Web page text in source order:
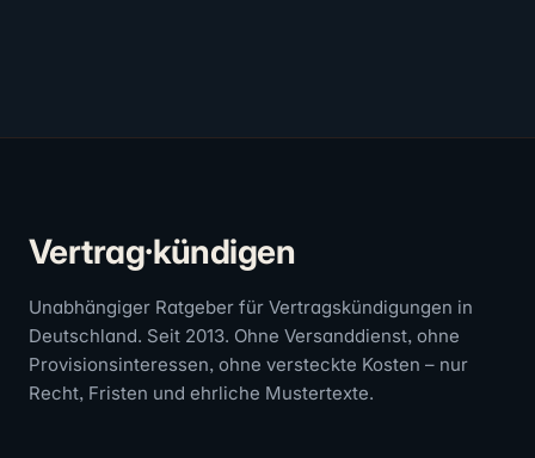
Vertrag·kündigen
Unabhängiger Ratgeber für Vertragskündigungen in
Deutschland. Seit 2013. Ohne Versanddienst, ohne
Provisionsinteressen, ohne versteckte Kosten – nur
Recht, Fristen und ehrliche Mustertexte.